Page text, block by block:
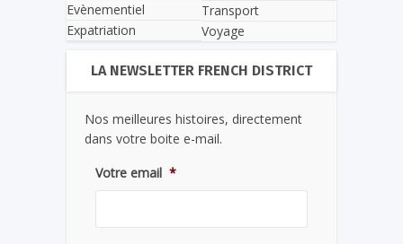
Evènementiel
Expatriation
Transport
Voyage
LA NEWSLETTER FRENCH DISTRICT
Nos meilleures histoires, directement
dans votre boite e-mail.
Votre email *